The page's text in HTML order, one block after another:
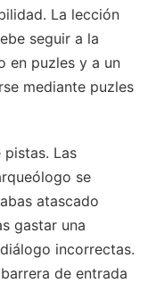
La lección
seguir a la
en puzles y a un
mediante puzles
Las
se
atascado
gastar una
incorrectas.
de entrada